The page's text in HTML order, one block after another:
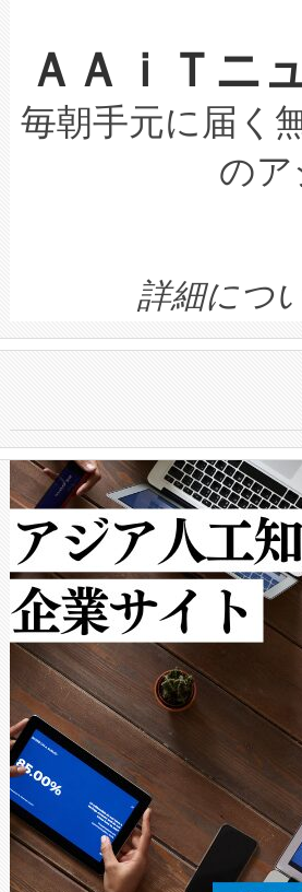
取得できる可能
設には、3億～4
最高経営責任者
す。「当社の
ームを利用すれ
きます。この効
限を超えて利用
持できるよう貢
ービスレベル契
テリー性能の劣
念は、現在デー
ます。 Voltaiq
quality and
BESS stack to
centers. Voltaiq
からシステム統合
クルの各段階のデ
[…]
なレーザースポ
な環境下でも豊
キロメートル範
LiDAR for
は1535 nmレー
イズの小径化を
す。ノーマルモ
ートル先まで検出
トに対して約600
では、反射率10％
で向上し、最大検
ットだけで最大1
ルの変電所周囲を
作業と点群処理を
Avia 2は、2種類
× 80°のノーマル
ードを切り替えて
ることなく、単一
うにします。遠距
ＡＡｉＴニ
毎朝手元に届く
の
詳細につ